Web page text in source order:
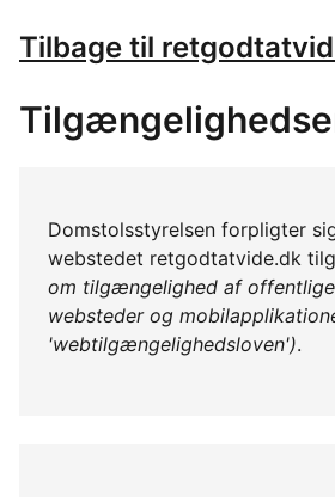
Tilbage til
Domstolsstyrelsen forpligter
webstedet retgodtatvide.dk
om tilgængelighed af
websteder og
'webtilgængelighedsloven').